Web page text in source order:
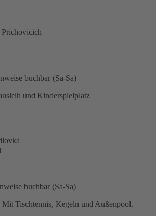
Prichovicich
buchbar (Sa-Sa)
und Kinderspielplatz
buchbar (Sa-Sa)
Tischtennis, Kegeln und Außenpool.